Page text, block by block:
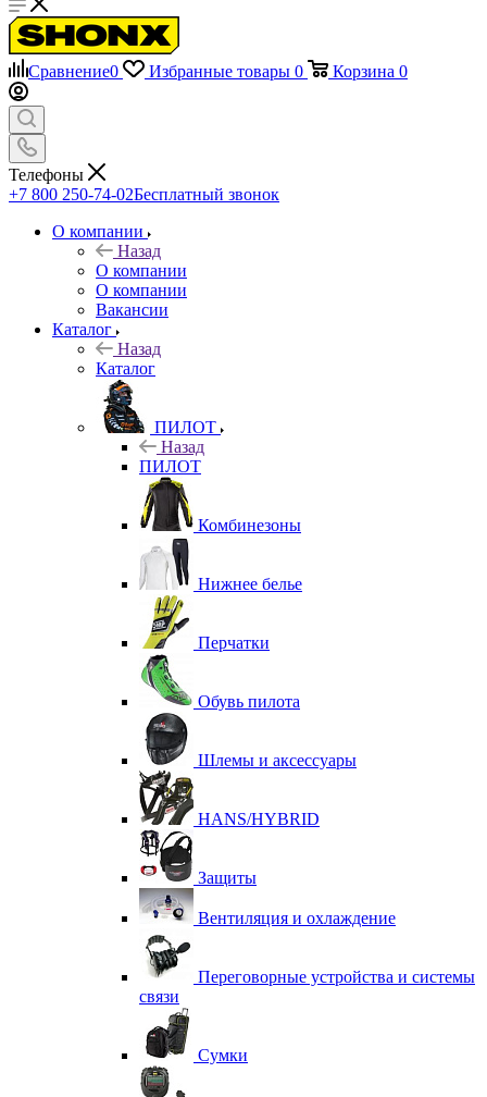
Сравнение0 Избранные товары 0 Корзина 0
Телефоны
+7 800 250-74-02Бесплатный звонок
О компании
Назад
О компании
О компании
Вакансии
Каталог
Назад
Каталог
ПИЛОТ
Назад
ПИЛОТ
Комбинезоны
Нижнее белье
Перчатки
Обувь пилота
Шлемы и аксессуары
HANS/HYBRID
Защиты
Вентиляция и охлаждение
Переговорные устройства и системы
связи
Сумки